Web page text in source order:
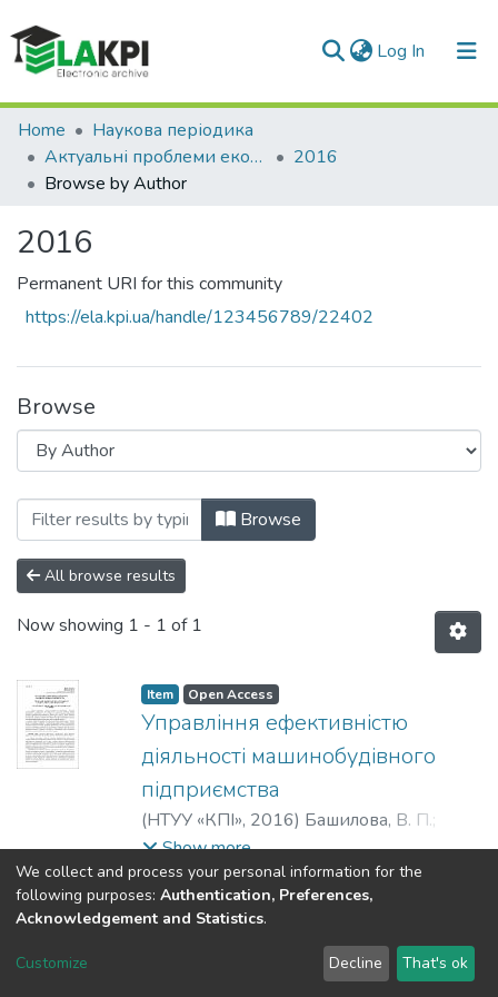
Log In (current)
Communities & Collections
All of DSpace
Home
Наукова періодика
Актуальні проблеми економіки та управління
2016
Browse by Author
2016
Permanent URI for this community
https://ela.kpi.ua/handle/123456789/22402
Browse
Browsing 2016 by Author "Башилова,
Browse
All browse results
Now showing 1 - 1 of 1
Item Open Access
Управління ефективністю
діяльності машинобудівного
підприємства
(НТУУ «КПІ», 2016) Башилова, В. П.;
Марченко, В. М.
Show more
DSpace software copyright © 2002-2026 LYRASIS
Send Feedback
We collect and process your personal information for the
following purposes: Authentication, Preferences,
Acknowledgement and Statistics.
Customize Decline That's ok